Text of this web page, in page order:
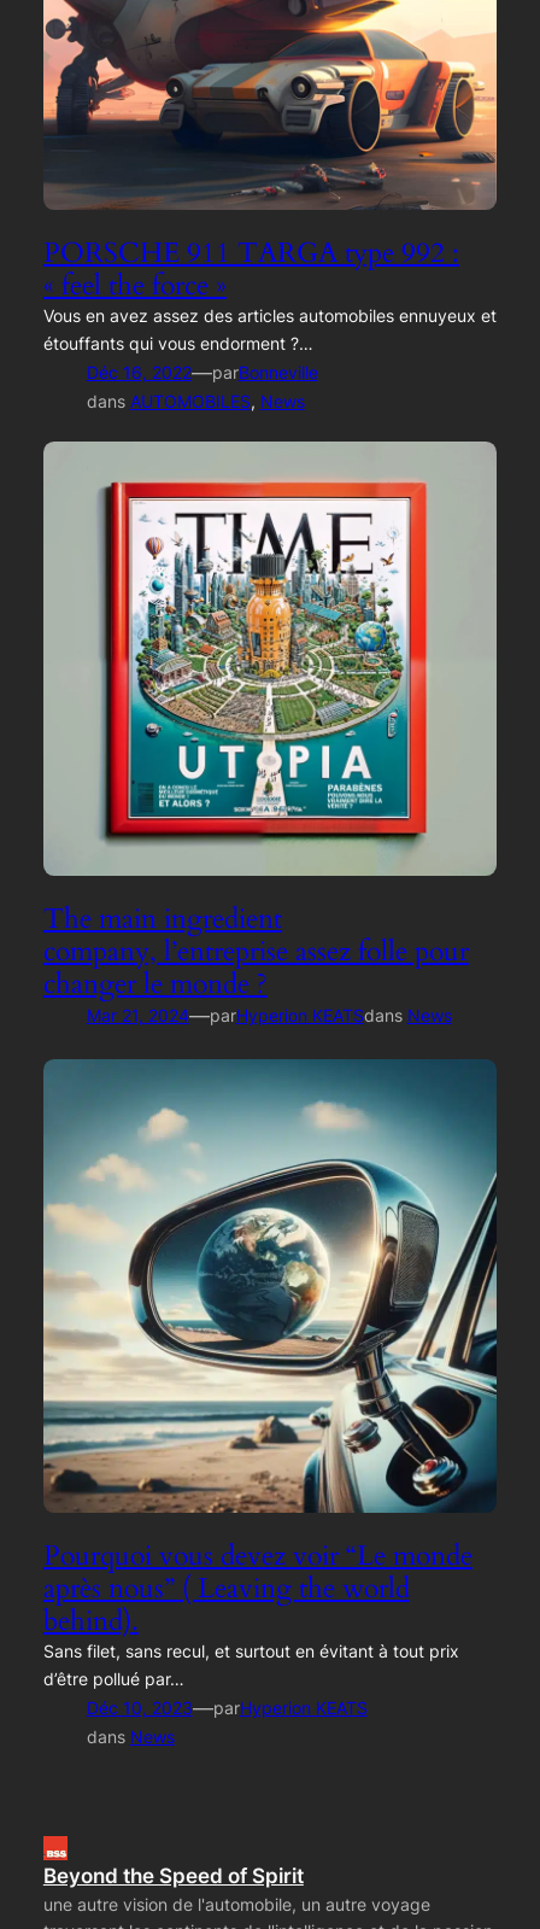
PORSCHE 911 TARGA type 992 :
« feel the force »
Vous en avez assez des articles automobiles ennuyeux et
étouffants qui vous endorment ?…
Déc 16, 2022—parBonneville
dans AUTOMOBILES, News
The main ingredient
company, l’entreprise assez folle pour
changer le monde ?
Mar 21, 2024—parHyperion KEATSdans News
Pourquoi vous devez voir “Le monde
après nous” ( Leaving the world
behind).
Sans filet, sans recul, et surtout en évitant à tout prix
d’être pollué par…
Déc 10, 2023—parHyperion KEATS
dans News
Beyond the Speed of Spirit
une autre vision de l'automobile, un autre voyage